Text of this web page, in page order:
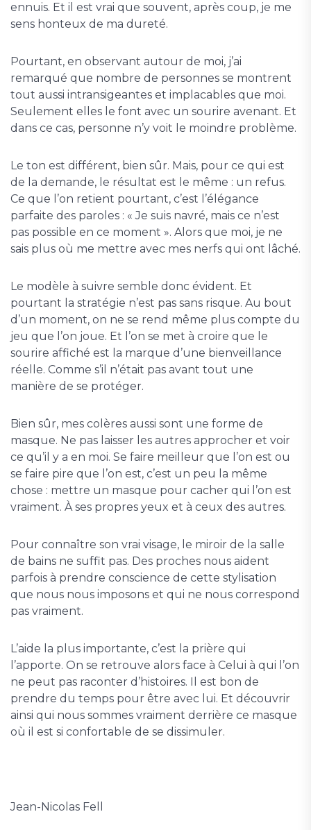
ennuis. Et il est vrai que souvent, après coup, je me
sens honteux de ma dureté.
Pourtant, en observant autour de moi, j’ai
remarqué que nombre de personnes se montrent
tout aussi intransigeantes et implacables que moi.
Seulement elles le font avec un sourire avenant. Et
dans ce cas, personne n’y voit le moindre problème.
Le ton est différent, bien sûr. Mais, pour ce qui est
de la demande, le résultat est le même : un refus.
Ce que l’on retient pourtant, c’est l’élégance
parfaite des paroles : « Je suis navré, mais ce n’est
pas possible en ce moment ». Alors que moi, je ne
sais plus où me mettre avec mes nerfs qui ont lâché.
Le modèle à suivre semble donc évident. Et
pourtant la stratégie n’est pas sans risque. Au bout
d’un moment, on ne se rend même plus compte du
jeu que l’on joue. Et l’on se met à croire que le
sourire affiché est la marque d’une bienveillance
réelle. Comme s’il n’était pas avant tout une
manière de se protéger.
Bien sûr, mes colères aussi sont une forme de
masque. Ne pas laisser les autres approcher et voir
ce qu’il y a en moi. Se faire meilleur que l’on est ou
se faire pire que l’on est, c’est un peu la même
chose : mettre un masque pour cacher qui l’on est
vraiment. À ses propres yeux et à ceux des autres.
Pour connaître son vrai visage, le miroir de la salle
de bains ne suffit pas. Des proches nous aident
parfois à prendre conscience de cette stylisation
que nous nous imposons et qui ne nous correspond
pas vraiment.
L’aide la plus importante, c’est la prière qui
l’apporte. On se retrouve alors face à Celui à qui l’on
ne peut pas raconter d’histoires. Il est bon de
prendre du temps pour être avec lui. Et découvrir
ainsi qui nous sommes vraiment derrière ce masque
où il est si confortable de se dissimuler.
Jean-Nicolas Fell